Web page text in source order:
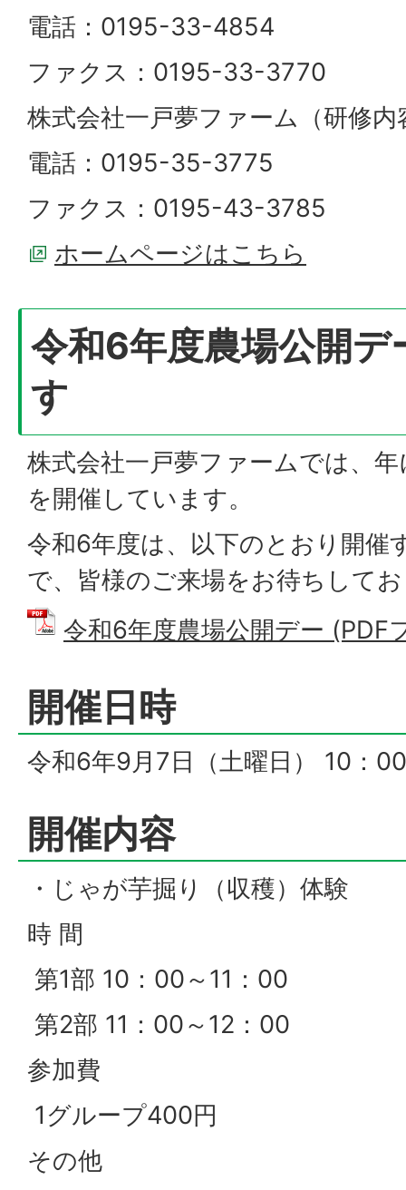
電話：0195-33-4854
ファクス：0195-33-3770
株式会社一戸夢ファーム（研修
電話：0195-35-3775
ファクス：0195-43-3785
ホームページはこちら
令和6年度農場公開デ
す
株式会社一戸夢ファームでは、
を開催しています。
令和6年度は、以下のとおり開催
で、皆様のご来場をお待ちして
令和6年度農場公開デー (PDF
開催日時
令和6年9月7日（土曜日） 10：
開催内容
・じゃが芋掘り（収穫）体験
時 間
第1部 10：00～11：00
第2部 11：00～12：00
参加費
1グループ400円
その他